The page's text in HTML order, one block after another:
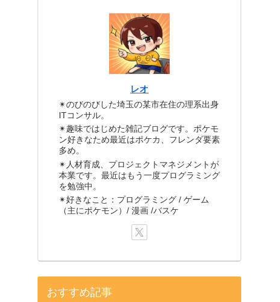
レオ
✴のびのびした埼玉の某市在住の理系出身
ITコンサル。
✴趣味ではじめた雑記ブログです。ポケモ
ン好きなため最近はポケカ、フレンダ要素
多め。
✴人材育成、プロジェクトマネジメントが
本業です。最近はもう一度プログラミング
を勉強中。
✴好きなこと：プログラミング / ゲーム
（主にポケモン）/ 漫画 /バスケ
おすすめ記事